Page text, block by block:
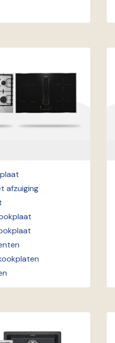
afzuiging